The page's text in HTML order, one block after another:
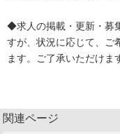
◆求人の掲載・更新・募
すが、状況に応じて、ご
ます。ご了承いただけま
関連ページ